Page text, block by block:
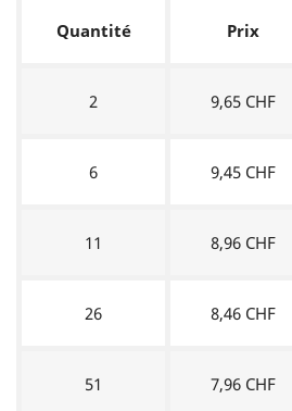
Quantité Prix
2 9,65 CHF
6 9,45 CHF
11 8,96 CHF
26 8,46 CHF
51 7,96 CHF